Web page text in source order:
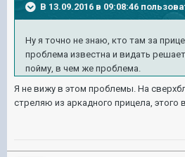
В 13.09.2016 в 09:08:46
Ну я точно не знаю, кто там за
проблема известна и видать
пойму, в чем же проблема.
Я не вижу в этом проблемы. На
стреляю из аркадного прицела, этого